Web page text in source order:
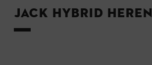
Jack HYBRID Heren